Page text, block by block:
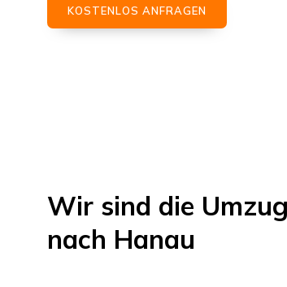
KOSTENLOS ANFRAGEN
Wir sind die
nach Hanau